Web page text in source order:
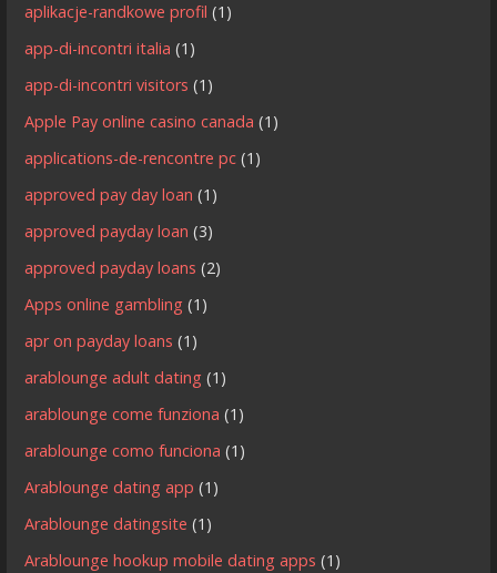
aplikacje-randkowe profil (1)
app-di-incontri italia (1)
app-di-incontri visitors (1)
Apple Pay online casino canada (1)
applications-de-rencontre pc (1)
approved pay day loan (1)
approved payday loan (3)
approved payday loans (2)
Apps online gambling (1)
apr on payday loans (1)
arablounge adult dating (1)
arablounge come funziona (1)
arablounge como funciona (1)
Arablounge dating app (1)
Arablounge datingsite (1)
Arablounge hookup mobile dating apps (1)